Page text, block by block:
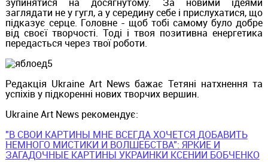
заглядати не у гугл, а у середину себе і прислухатися, що
підказує серце. Головне - щоб тобі самому було добре
від своєї творчості. Тоді і твоя позитивна енергетика
передасться через твої роботи.
Редакція Ukraine Art News бажає Тетяні натхнення та
успіхів у підкоренні нових творчих вершин.
Ukraine Art News рекомендує:
"В СВОИ КАРТИНЫ МНЕ ВСЕГДА ХОЧЕТСЯ ДОБАВИТЬ
НЕМНОГО МИСТИКИ И ВОЛШЕБСТВА": ЯРКИЕ И
ЗАГАДОЧНЫЕ КАРТИНЫ УКРАИНКИ КСЕНИИ БОБЧЕНКО